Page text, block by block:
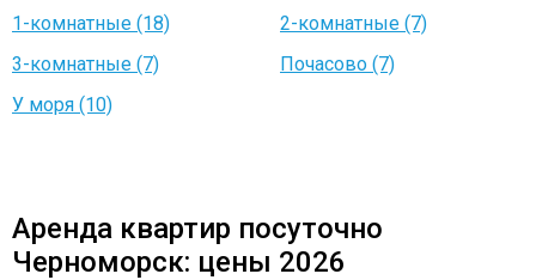
1-комнатные (18)
2-комнатные (7)
3-комнатные (7)
Почасово (7)
У моря (10)
Аренда квартир посуточно
Черноморск: цены 2026